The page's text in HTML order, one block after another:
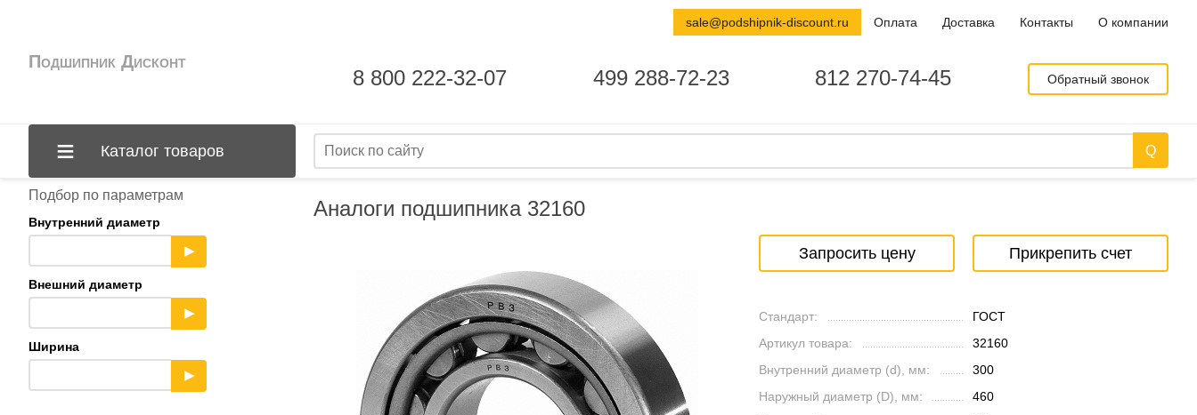
Аналоги подшипника 32160
Запросить цену Прикрепить счет
Стандарт:
ГОСТ
Артикул товара:
32160
Внутренний диаметр (d), мм:
300
Наружный диаметр (D), мм:
460
Подбор по параметрам
Внутренний диаметр
▶
Внешний диаметр
▶
Ширина
▶
Подшипник Дисконт
8 800 222-32-07 499 288-72-23 812 270-74-45 Обратный звонок
sale@podshipnik-discount.ru Оплата Доставка Контакты О компании
Каталог товаров